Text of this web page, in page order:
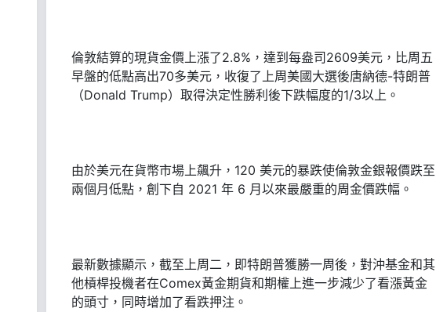
倫敦結算的現貨金價上漲了2.8%，達到每盎司2609美元，比周五
早盤的低點高出70多美元，收復了上周美國大選後唐納德-特朗普
（Donald Trump）取得決定性勝利後下跌幅度的1/3以上。
由於美元在貨幣市場上飆升，120 美元的暴跌使倫敦金銀報價跌至
兩個月低點，創下自 2021 年 6 月以來最嚴重的周金價跌幅。
最新數據顯示，截至上周二，即特朗普獲勝一周後，對沖基金和其
他槓桿投機者在Comex黃金期貨和期權上進一步減少了看漲黃金
的頭寸，同時增加了看跌押注。